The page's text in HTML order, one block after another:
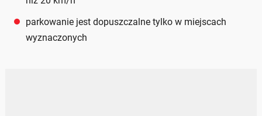
parkowanie jest dopuszczalne tylko w miejscach
wyznaczonych